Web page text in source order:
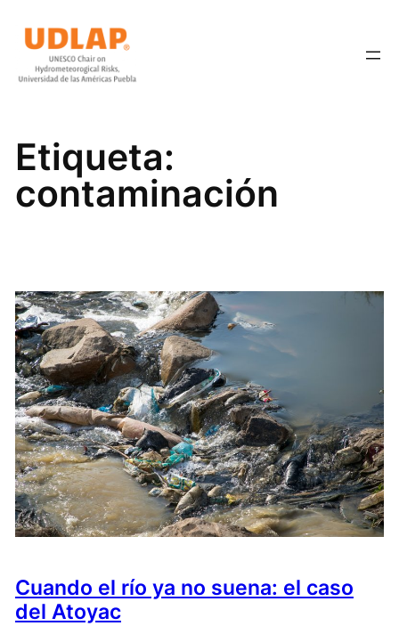
contenido
Etiqueta:
contaminación
Cuando el río ya no suena: el caso
del Atoyac